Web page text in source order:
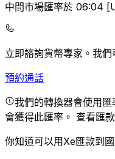
中間市場匯率於 06:04
立即諮詢貨幣專家。 我們
預約通話
我們的轉換器會使用
會獲得此匯率。 查看匯
你知道可以用Xe匯款到